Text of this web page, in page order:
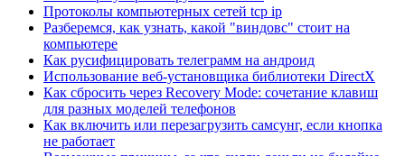
Протоколы компьютерных сетей tcp ip
Разберемся, как узнать, какой "виндовс" стоит на
компьютере
Как русифицировать телеграмм на андроид
Использование веб-установщика библиотеки DirectX
Как сбросить через Recovery Mode: сочетание клавиш
для разных моделей телефонов
Как включить или перезагрузить самсунг, если кнопка
не работает